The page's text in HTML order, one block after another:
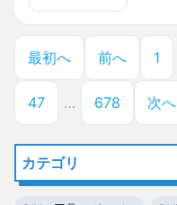
最初へ 前へ 1
47 … 678 次へ
カテゴリ